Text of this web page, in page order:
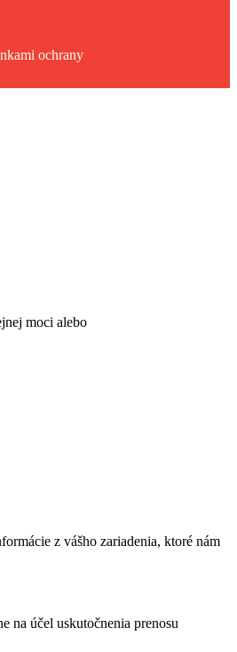
ochrany
moci alebo
z vášho zariadenia, ktoré nám
na účel uskutočnenia prenosu